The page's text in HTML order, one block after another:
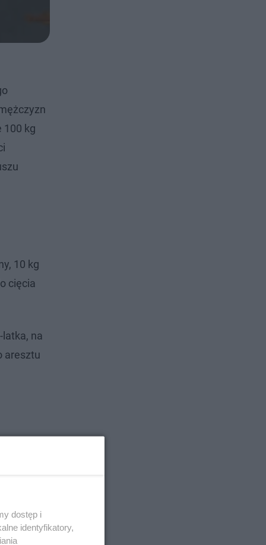
100 kg
10 kg
cięcia
na
aresztu
dostęp i
identyfikatory,